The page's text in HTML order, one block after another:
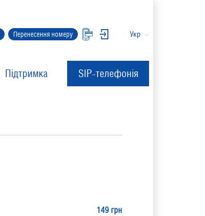
Перенесення номеру Укр
Підтримка SIP-телефонія
149 грн